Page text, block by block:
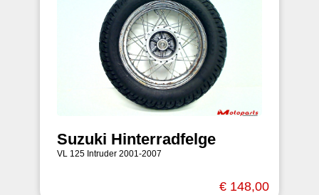
Suzuki Hinterradfelge
VL 125 Intruder 2001-2007
€ 148,00